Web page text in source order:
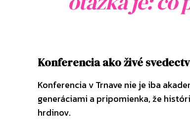
Konferencia ako živé
Konferencia v Trnave nie je iba
generáciami a pripomienka, že
hrdinov.